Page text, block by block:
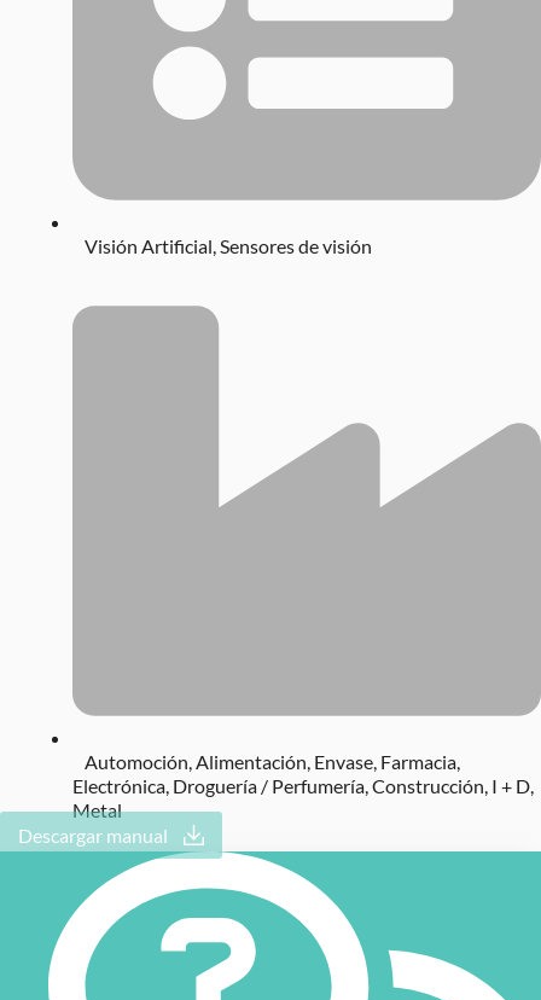
Visión Artificial Sensores de visión
Automoción Alimentación Envase Farmacia
Electrónica Droguería / Perfumería Construcción I + D
Metal
Descargar manual